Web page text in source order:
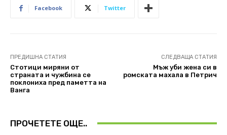
Facebook Twitter
ПРЕДИШНА СТАТИЯ
Стотици миряни от
страната и чужбина се
поклониха пред паметта на
Ванга
СЛЕДВАЩА СТАТИЯ
Мъж уби жена си в
ромската махала в Петрич
ПРОЧЕТЕТЕ ОЩЕ..